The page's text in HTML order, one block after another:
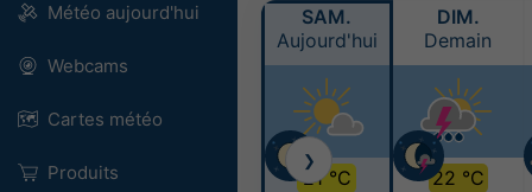
Météo aujourd'hui
Webcams
Cartes météo
Produits
SAM.
Aujourd'hui
21 °C
DIM.
Demain
22 °C
❯